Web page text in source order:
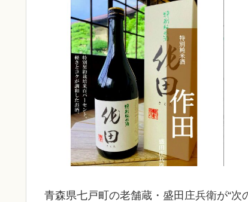
青森県七戸町の老舗蔵・盛田庄兵衛が“次